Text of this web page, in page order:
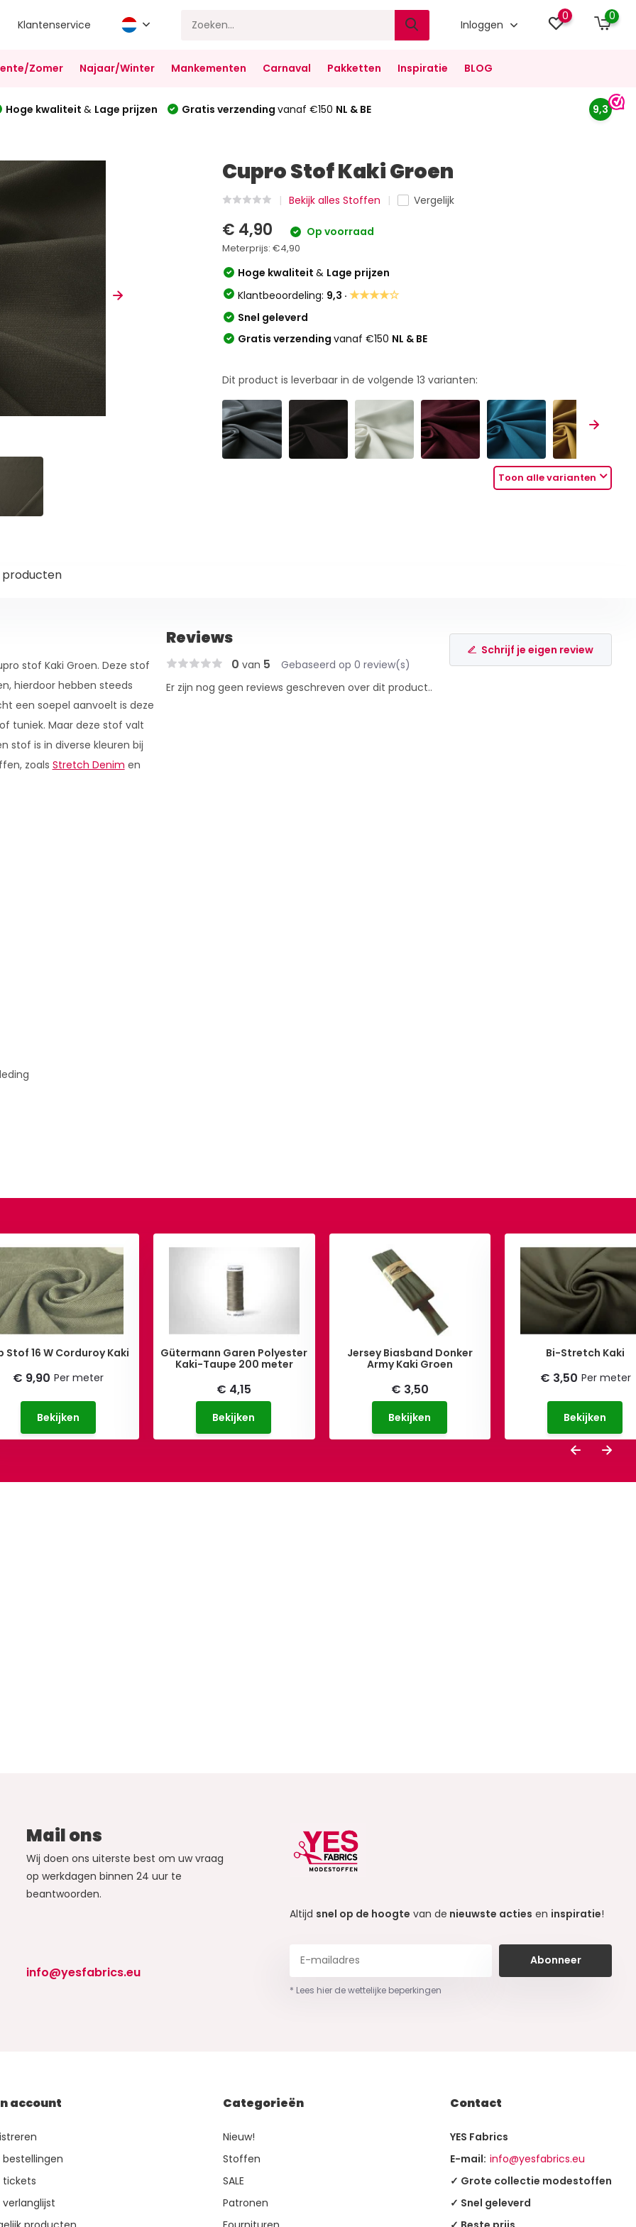
Klantenservice Inloggen
0 0
Zomer Najaar/Winter Mankementen Carnaval Pakketten Inspiratie BLOG
Hoge kwaliteit & Lage prijzen Gratis verzending vanaf €150 NL & BE 9,3
Cupro Stof Kaki Groen
Bekijk alles Stoffen Vergelijk
€ 4,90 Op voorraad
Meterprijs:€4,90
Hoge kwaliteit& Lage prijzen
Klantbeoordeling: 9,3 ·★★★★☆
Snel geleverd
Gratis verzendingvanaf €150 NL & BE
Dit product is leverbaar in de volgende13 varianten:
Toon alle varianten
stof Kaki Groen. Deze stof
hierdoor hebben steeds
een soepel aanvoelt is deze
tuniek. Maar deze stof valt
stof is in diverse kleuren bij
zoals Stretch Denim en
Reviews
0 van 5 Gebaseerd op 0 review(s)
Schrijf je eigen review
Er zijn nog geen reviews geschreven over dit product..
Stof 16 W Corduroy Kaki
€ 9,90 Per meter
Bekijken
Gütermann Garen Polyester
Kaki-Taupe 200 meter
€ 4,15
Bekijken
Jersey Biasband Donker
Army Kaki Groen
€ 3,50
Bekijken
Bi-Stretch Kaki
€ 3,50 Per meter
Bekijken
Mail ons
Wij doen ons uiterste best om uw vraag
op werkdagen binnen 24 uur te
beantwoorden.
info@yesfabrics.eu
Altijd snel op de hoogte van de nieuwste acties en inspiratie!
Abonneer
* Lees hier de wettelijke beperkingen
account
bestellingen
tickets
verlanglijst
Categorieën
Nieuw!
Stoffen
SALE
Patronen
Contact
YES Fabrics
E-mail: info@yesfabrics.eu
✓ Grote collectie modestoffen
✓ Snel geleverd